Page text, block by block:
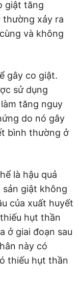
giật tăng
thường xảy ra
và không
gây co giật.
sử dụng
tăng nguy
do nó gây
bình thường ở
là hậu quả
sản giật không
của xuất huyết
hụt thần
ở giai đoạn sau
này có
thiếu hụt thần